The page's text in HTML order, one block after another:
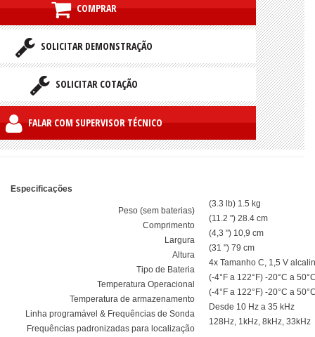
COMPRAR
SOLICITAR DEMONSTRAÇÃO
SOLICITAR COTAÇÃO
FALAR COM SUPERVISOR TÉCNICO
Especificações
Peso (sem baterias)
Comprimento
Largura
Altura
Tipo de Bateria
Temperatura Operacional
Temperatura de armazenamento
Linha programável & Frequências de Sonda
Frequências padronizadas para localização
(3.3 lb) 1.5 kg
(11.2 ") 28.4 cm
(4,3 ") 10,9 cm
(31 ") 79 cm
4x Tamanho C, 1,5 V
(-4°F a 122°F) -20°C a
(-4°F a 122°F) -20°C a
Desde 10 Hz a 35 kHz
128Hz, 1kHz, 8kHz, 33kHz